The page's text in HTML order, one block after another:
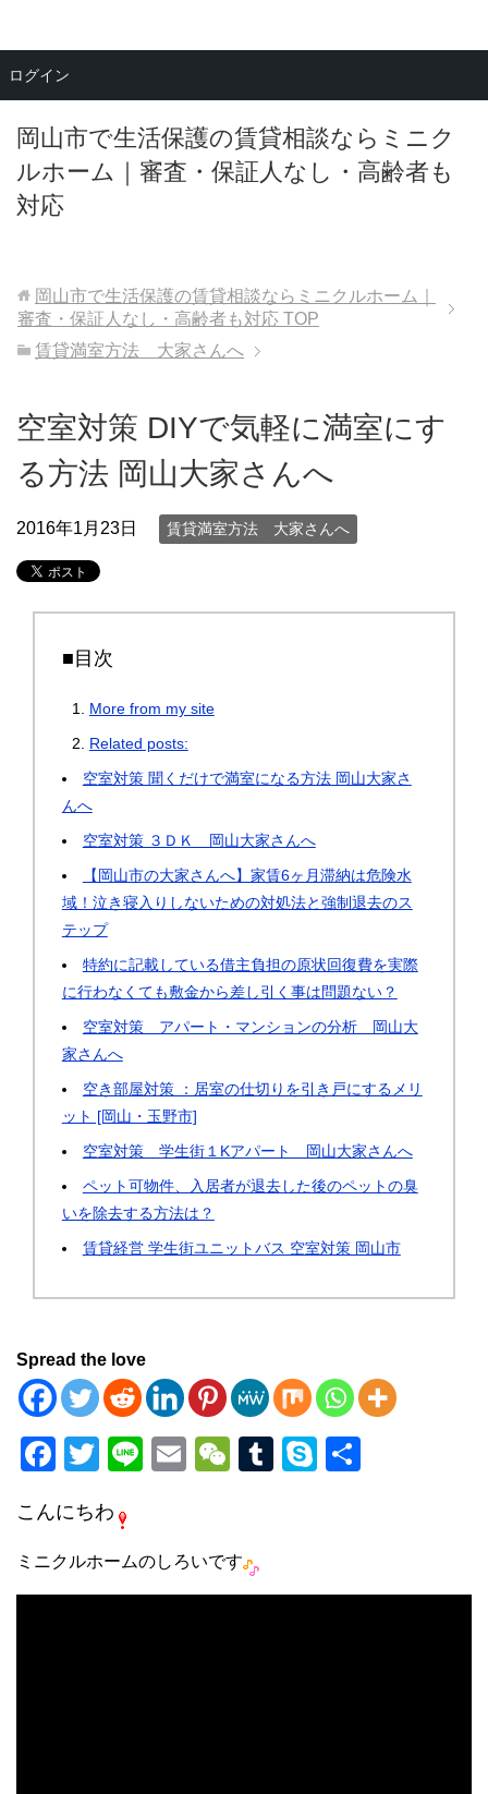
岡山市で生活保護の賃貸相談ならミニク
ルホーム｜審査・保証人なし・高齢者も
対応
メニュー
岡山市で生活保護の賃貸相談ならミニクルホーム｜
審査・保証人なし・高齢者も対応 TOP
賃貸満室方法 大家さんへ
空室対策 DIYで気軽に満室にす
る方法 岡山大家さんへ
2016年1月23日 賃貸満室方法 大家さんへ
■目次
More from my site
Related posts:
空室対策 聞くだけで満室になる方法 岡山大家さ
んへ
空室対策 ３ＤＫ 岡山大家さんへ
【岡山市の大家さんへ】家賃6ヶ月滞納は危険水
域！泣き寝入りしないための対処法と強制退去のス
テップ
特約に記載している借主負担の原状回復費を実際
に行わなくても敷金から差し引く事は問題ない？
空室対策 アパート・マンションの分析 岡山大
家さんへ
空き部屋対策 ：居室の仕切りを引き戸にするメリ
ット [岡山・玉野市]
空室対策 学生街１Kアパート 岡山大家さんへ
ペット可物件、入居者が退去した後のペットの臭
いを除去する方法は？
賃貸経営 学生街ユニットバス 空室対策 岡山市
Spread the love
F
c
e
b
T
tt
er
Li
E
W
h
at
T
r
S
こんにちわ
ミニクルホームのしろいです
ログイン